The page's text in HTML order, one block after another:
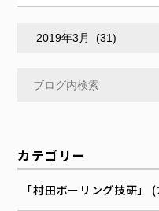
カテゴリー
「村田ボーリング技研」